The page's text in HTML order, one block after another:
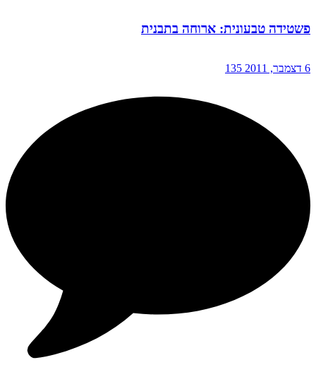
פשטידה טבעונית: ארוחה בתבנית
6 דצמבר, 2011 135